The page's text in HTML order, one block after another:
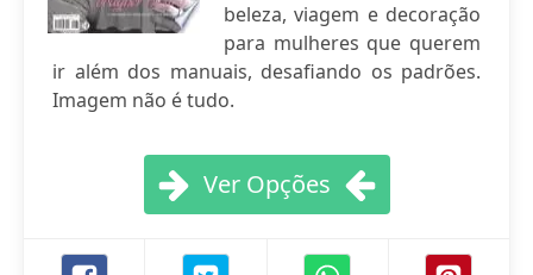
beleza, viagem e decoração
para mulheres que querem
ir além dos manuais, desafiando os padrões.
Imagem não é tudo.
Ver Opções